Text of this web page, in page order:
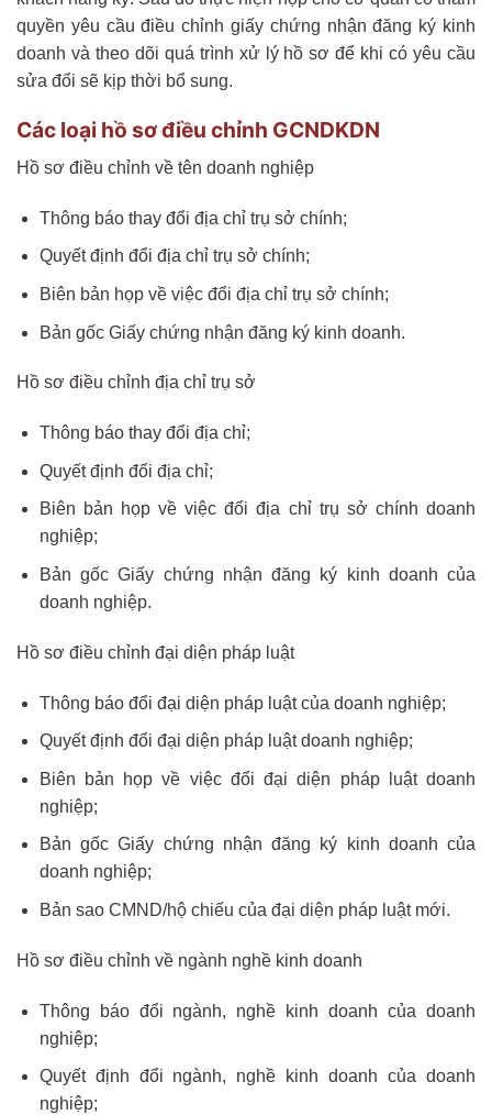
quyền yêu cầu điều chỉnh giấy chứng nhận đăng ký kinh
doanh và theo dõi quá trình xử lý hồ sơ để khi có yêu cầu
sửa đổi sẽ kịp thời bổ sung.
Các loại hồ sơ điều chỉnh GCNDKDN
Hồ sơ điều chỉnh về tên doanh nghiệp
Thông báo thay đổi địa chỉ trụ sở chính;
Quyết định đổi địa chỉ trụ sở chính;
Biên bản họp về việc đổi địa chỉ trụ sở chính;
Bản gốc Giấy chứng nhận đăng ký kinh doanh.
Hồ sơ điều chỉnh địa chỉ trụ sở
Thông báo thay đổi địa chỉ;
Quyết định đổi địa chỉ;
Biên bản họp về việc đổi địa chỉ trụ sở chính doanh
nghiệp;
Bản gốc Giấy chứng nhận đăng ký kinh doanh của
doanh nghiệp.
Hồ sơ điều chỉnh đại diện pháp luật
Thông báo đổi đại diện pháp luật của doanh nghiệp;
Quyết định đổi đại diện pháp luật doanh nghiệp;
Biên bản họp về việc đổi đại diện pháp luật doanh
nghiệp;
Bản gốc Giấy chứng nhận đăng ký kinh doanh của
doanh nghiệp;
Bản sao CMND/hộ chiếu của đại diện pháp luật mới.
Hồ sơ điều chỉnh về ngành nghề kinh doanh
Thông báo đổi ngành, nghề kinh doanh của doanh
nghiệp;
Quyết định đổi ngành, nghề kinh doanh của doanh
nghiệp;